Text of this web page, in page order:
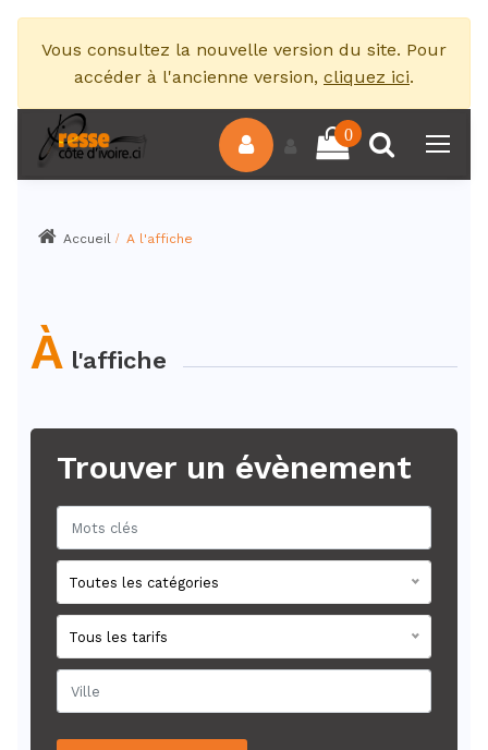
Vous consultez la nouvelle version du site. Pour
accéder à l'ancienne version, cliquez ici.
0
Accueil A l'affiche
À l'affiche
Trouver un évènement
Toutes les catégories
Tous les tarifs